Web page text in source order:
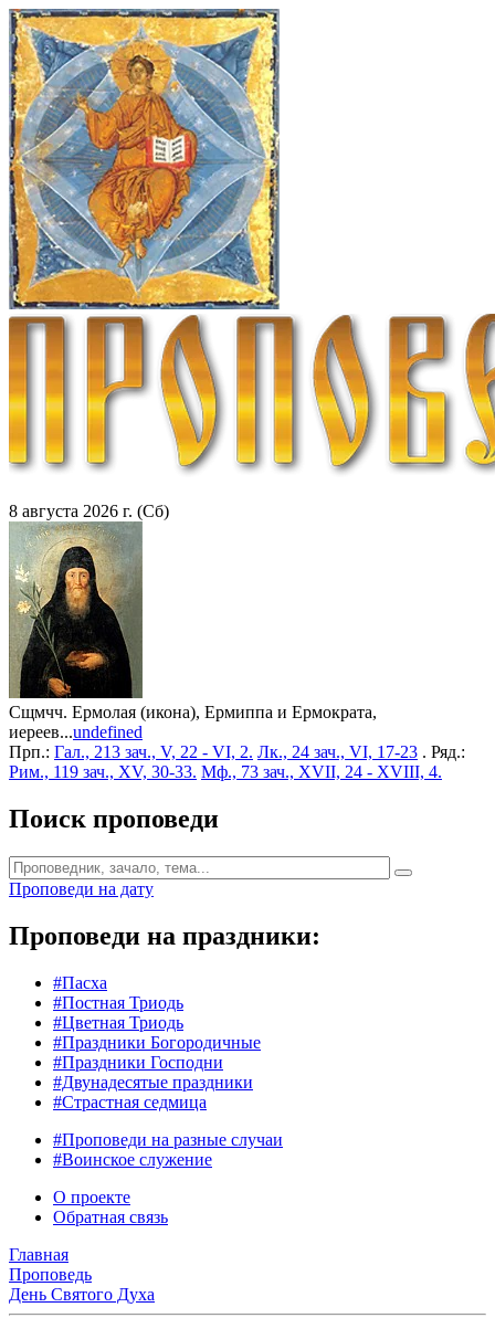
8 августа 2026 г. (Сб)
Сщмчч. Ермолая (икона), Ермиппа и Ермократа,
иереев...undefined
Прп.: Гал., 213 зач., V, 22 - VI, 2. Лк., 24 зач., VI, 17-23 . Ряд.:
Рим., 119 зач., XV, 30-33. Мф., 73 зач., XVII, 24 - XVIII, 4.
Поиск проповеди
Проповеди на дату
Проповеди на праздники:
#Пасха
#Постная Триодь
#Цветная Триодь
#Праздники Богородичные
#Праздники Господни
#Двунадесятые праздники
#Страстная седмица
#Проповеди на разные случаи
#Воинское служение
О проекте
Обратная связь
Главная
Проповедь
День Святого Духа